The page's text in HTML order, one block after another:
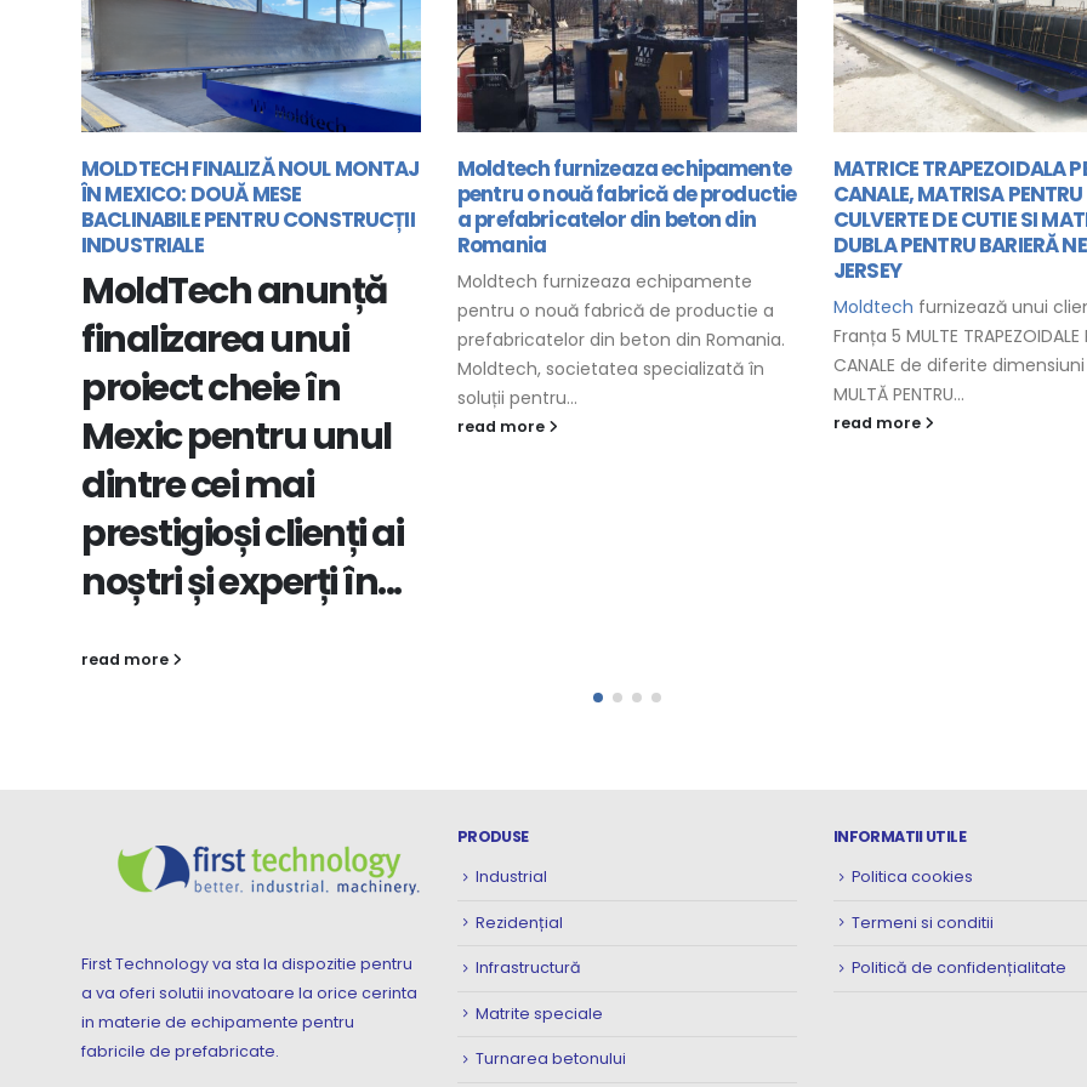
Moldtech furnizeaza echipamente
pentru o nouă fabrică de productie
a prefabricatelor din beton din
Romania
Moldtech furnizeaza echipamente
pentru o nouă fabrică de productie a
prefabricatelor din beton din Romania.
Moldtech, societatea specializată în
soluții pentru...
read more
MATRICE TRAPEZOIDALA PENTRU
CANALE, MATRISA PENTRU
CULVERTE DE CUTIE SI MATRISA
DUBLA PENTRU BARIERĂ NEW
JERSEY
Moldtechfurnizează unui client din
Franța 5 MULTE TRAPEZOIDALE PENTRU
CANALE de diferite dimensiuni fiecare, o
MULTĂ PENTRU...
read more
Matrite pentru stalpi
Matrițe pentru fabricarea de
electrici pretensionati Acest
ehipamente a fost furnizat in
clientului Sonelgaz care este
read more
First Technology va sta la dispozitie pentru
a va oferi solutii inovatoare la orice cerinta
in materie de echipamente pentru
fabricile de prefabricate.
PRODUSE
Industrial
Rezidențial
Infrastructură
Matrite speciale
Turnarea betonului
INFORMATII UTILE
Politica cookies
Termeni si conditii
Politică de confidențialitate